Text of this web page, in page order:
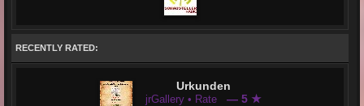
RECENTLY RATED:
Urkunden
jrGallery • Rate — 5 ★